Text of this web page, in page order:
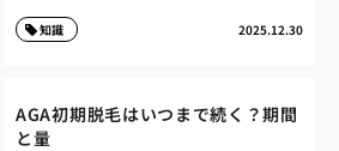
2025.12.30
知識
AGA初期脱毛はいつまで続く？期間
と量